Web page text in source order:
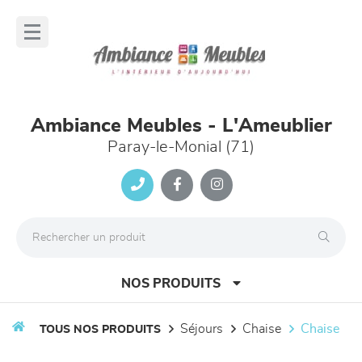
Ambiance Meubles - L'Ameublier
Paray-le-Monial (71)
NOS PRODUITS
TOUS NOS PRODUITS séjours chaise chaise